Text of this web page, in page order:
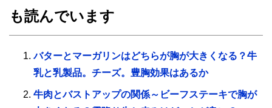
も読んでいます
バターとマーガリンはどちらが胸が大きくなる？牛
乳と乳製品。チーズ。豊胸効果はあるか
牛肉とバストアップの関係～ビーフステーキで胸が